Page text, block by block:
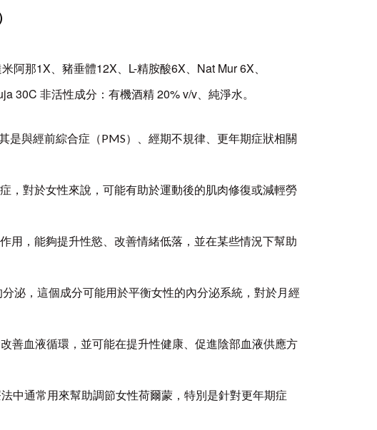
那1X、豬垂體12X、L-精胺酸6X、Nat Mur 6X、
30C 非活性成分：有機酒精 20% v/v、純淨水。
是與經前綜合症（PMS）、經期不規律、更年期症狀相關
，對於女性來說，可能有助於運動後的肌肉修復或減輕勞
用，能夠提升性慾、改善情緒低落，並在某些情況下幫助
泌，這個成分可能用於平衡女性的內分泌系統，對於月經
善血液循環，並可能在提升性健康、促進陰部血液供應方
中通常用來幫助調節女性荷爾蒙，特別是針對更年期症